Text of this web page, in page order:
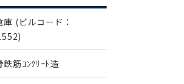
庫 (ビルコード：
鉄筋ｺﾝｸﾘｰﾄ造